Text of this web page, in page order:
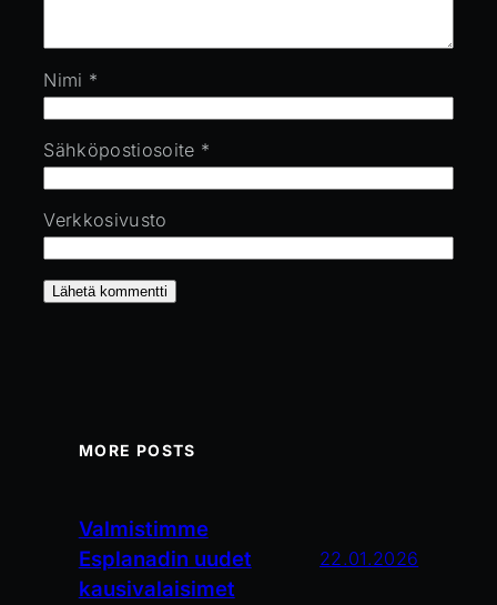
Nimi *
Sähköpostiosoite *
Verkkosivusto
MORE POSTS
Valmistimme
Esplanadin uudet
kausivalaisimet
22.01.2026